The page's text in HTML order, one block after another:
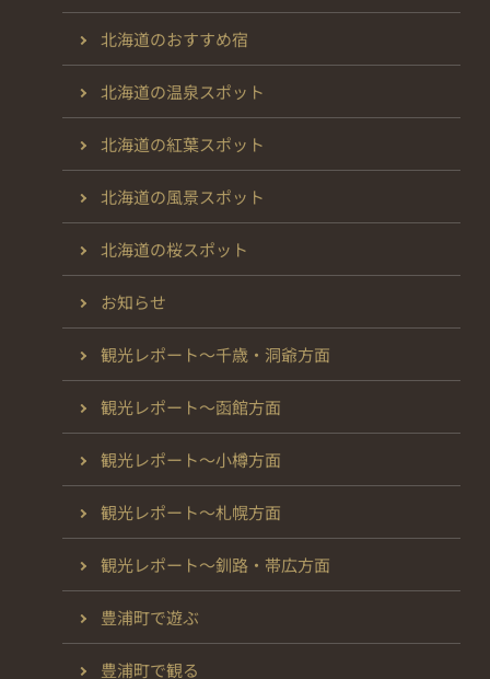
北海道のおすすめ宿
北海道の温泉スポット
北海道の紅葉スポット
北海道の風景スポット
北海道の桜スポット
お知らせ
観光レポート～千歳・洞爺方面
観光レポート～函館方面
観光レポート～小樽方面
観光レポート～札幌方面
観光レポート～釧路・帯広方面
豊浦町で遊ぶ
豊浦町で観る